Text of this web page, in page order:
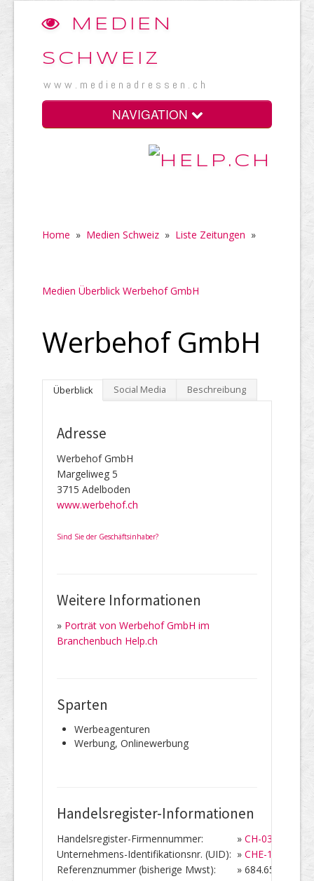
MEDIEN
SCHWEIZ
www.medienadressen.ch
NAVIGATION
Home » Medien Schweiz » Liste Zeitungen »
Medien Überblick Werbehof GmbH
Werbehof GmbH
Überblick Social Media Beschreibung
Adresse
Werbehof GmbH
Margeliweg 5
3715 Adelboden
www.werbehof.ch
Sind Sie der Geschäftsinhaber?
Weitere Informationen
» Porträt von Werbehof GmbH im
Branchenbuch Help.ch
Sparten
Werbeagenturen
Werbung, Onlinewerbung
Handelsregister-Informationen
Handelsregister-Firmennummer: » CH-
Unternehmens-Identifikationsnr. (UID): » CHE-
Referenznummer (bisherige Mwst):
» 684.656